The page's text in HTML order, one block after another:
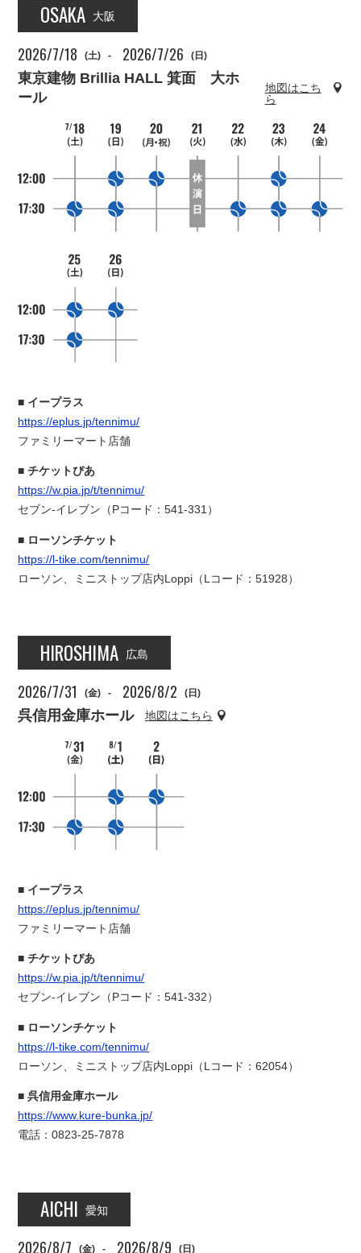
OSAKA 大阪
2026/7/18 (土) - 2026/7/26 (日)
東京建物 Brillia HALL 箕面 大ホ
ール
地図はこち
ら
イープラス
https://eplus.jp/tennimu/
ファミリーマート店舗
チケットぴあ
https://w.pia.jp/t/tennimu/
セブン-イレブン（Pコード：541-331）
ローソンチケット
https://l-tike.com/tennimu/
ローソン、ミニストップ店内Loppi（Lコード：51928）
HIROSHIMA 広島
2026/7/31 (金) - 2026/8/2 (日)
呉信用金庫ホール 地図はこちら
イープラス
https://eplus.jp/tennimu/
ファミリーマート店舗
チケットぴあ
https://w.pia.jp/t/tennimu/
セブン-イレブン（Pコード：541-332）
ローソンチケット
https://l-tike.com/tennimu/
ローソン、ミニストップ店内Loppi（Lコード：62054）
呉信用金庫ホール
https://www.kure-bunka.jp/
電話：0823-25-7878
AICHI 愛知
2026/8/7 (金) - 2026/8/9 (日)